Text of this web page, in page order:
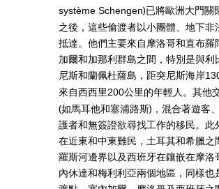
système Schengen)已將歐洲大門關
之後，這些偷渡者以小團體、地下非
抵達。他們主要來自摩洛哥和直布羅
加爾和加那利群島之間，特別是與利
尼斯和蘭佩杜薩島，距突尼斯海岸
來自西西里200公里的年輕人。其他
(如馬耳他和塞浦路斯)，混合著遊客
護者和無簽證欲尋找工作的移民。此
在近東和中東難民，土耳其和希臘之
羅斯河邊界以及西班牙在鑲嵌在摩洛
內休達和梅利利亞兩個地區，同樣也